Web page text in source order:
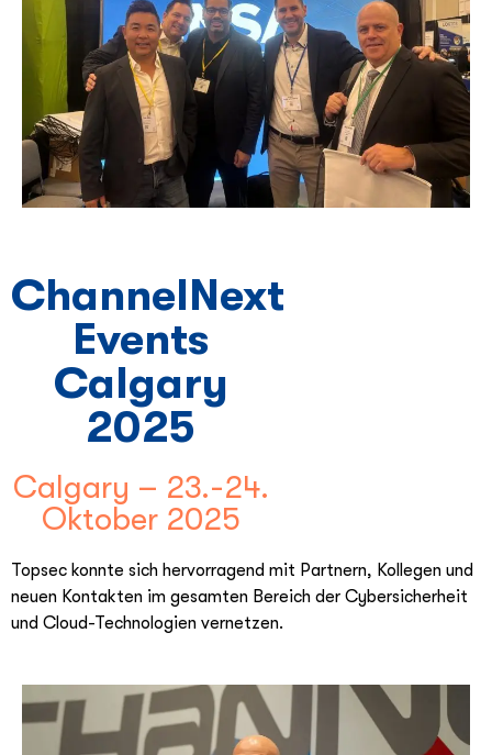
ChannelNext
Events
Calgary
2025
Calgary – 23.-24.
Oktober 2025
Topsec konnte sich hervorragend mit Partnern, Kollegen und
neuen Kontakten im gesamten Bereich der Cybersicherheit
und Cloud-Technologien vernetzen.